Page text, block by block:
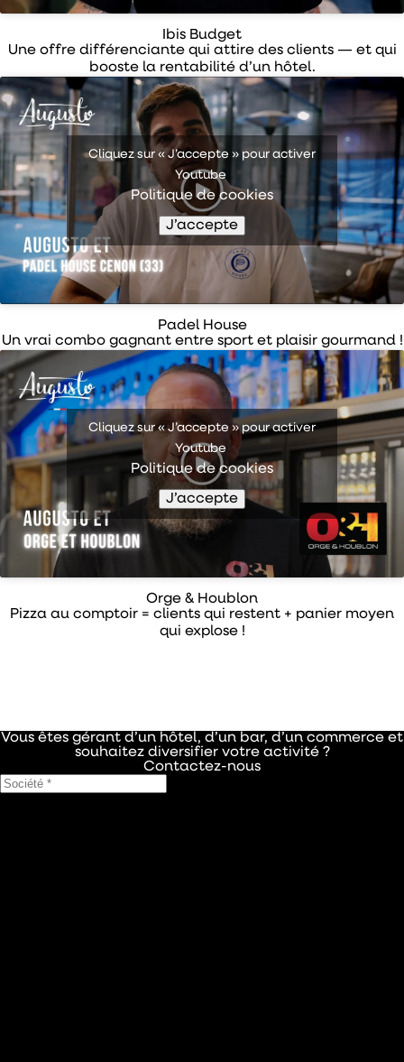
Ibis Budget
Une offre différenciante qui attire des clients — et qui
booste la rentabilité d’un hôtel.
Cliquez sur « J’accepte » pour activer
Youtube
Politique de cookies
J’accepte
Padel House
Un vrai combo gagnant entre sport et plaisir gourmand !
Cliquez sur « J’accepte » pour activer
Youtube
Politique de cookies
J’accepte
Orge & Houblon
Pizza au comptoir = clients qui restent + panier moyen
qui explose !
Vous êtes gérant d’un hôtel, d’un bar, d’un commerce et
souhaitez diversifier votre activité ?
Contactez-nous